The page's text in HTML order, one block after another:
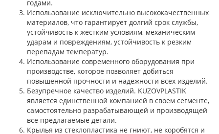
годами.
Использование исключительно высококачественных
материалов, что гарантирует долгий срок службы,
устойчивость к жестким условиям, механическим
ударам и повреждениям, устойчивость к резким
перепадам температур.
Использование современного оборудования при
производстве, которое позволяет добиться
повышенной прочности и надежности всех изделий.
Безупречное качество изделий. KUZOVPLASTIK
является единственной компанией в своем сегменте,
самостоятельно разрабатывающей и производящей
все предлагаемые детали.
Крылья из стеклопластика не гниют, не коробятся и